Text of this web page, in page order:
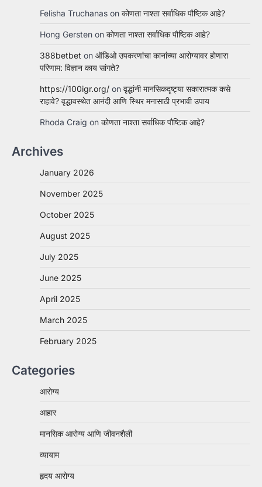
Felisha Truchanas on कोणता नाश्ता सर्वाधिक पौष्टिक आहे?
Hong Gersten on कोणता नाश्ता सर्वाधिक पौष्टिक आहे?
388betbet on ऑडिओ उपकरणांचा कानांच्या आरोग्यावर होणारा
परिणाम: विज्ञान काय सांगते?
https://100igr.org/ on वृद्धांनी मानसिकदृष्ट्या सकारात्मक कसे
राहावे? वृद्धावस्थेत आनंदी आणि स्थिर मनासाठी प्रभावी उपाय
Rhoda Craig on कोणता नाश्ता सर्वाधिक पौष्टिक आहे?
Archives
January 2026
November 2025
October 2025
August 2025
July 2025
June 2025
April 2025
March 2025
February 2025
Categories
आरोग्य
आहार
मानसिक आरोग्य आणि जीवनशैली
व्यायाम
हृदय आरोग्य